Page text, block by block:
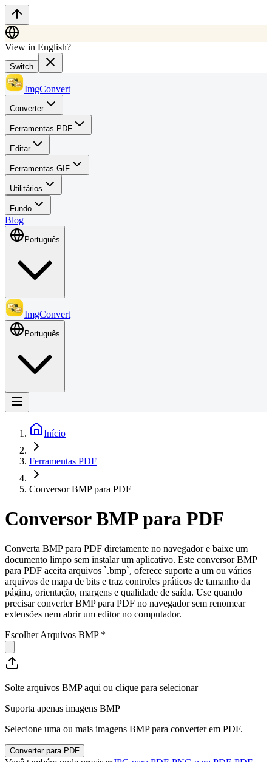
View in English?
Switch
ImgConvert
Converter
Ferramentas PDF
Editar
Ferramentas GIF
Utilitários
Fundo
Blog
Português
ImgConvert
Português
Início
Ferramentas PDF
Conversor BMP para PDF
Conversor BMP para PDF
Converta BMP para PDF diretamente no navegador e baixe um
documento limpo sem instalar um aplicativo. Este conversor BMP
para PDF aceita arquivos `.bmp`, oferece suporte a um ou vários
arquivos de mapa de bits e traz controles práticos de tamanho da
página, orientação, margens e qualidade de saída. Use quando
precisar converter BMP para PDF no navegador sem renomear
extensões nem abrir um editor no computador.
Escolher Arquivos BMP *
Solte arquivos BMP aqui ou clique para selecionar
Suporta apenas imagens BMP
Selecione uma ou mais imagens BMP para converter em PDF.
Converter para PDF